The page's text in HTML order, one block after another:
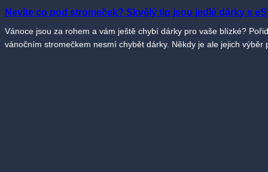
Nevíte co pod stromeček? Skvělý tip jsou jedlé dárky s
Vánoce jsou za rohem a vám ještě chybí dárky pro vaše blízké?
vánočním stromečkem nesmí chybět dárky. Někdy je ale jejich